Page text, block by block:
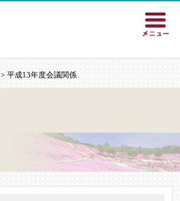
> 平成13年度会議関係